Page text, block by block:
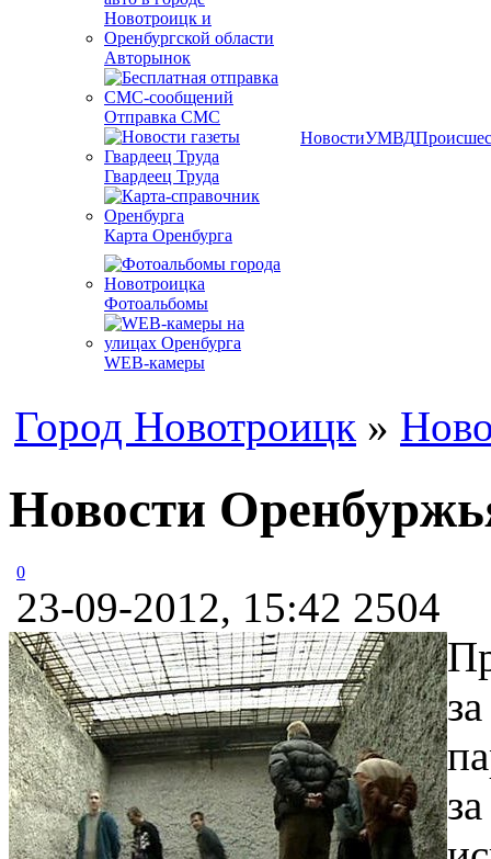
Авторынок
Отправка СМС
Гвардеец Труда
Карта Оренбурга
Фотоальбомы
WEB-камеры
НовостиУМВД
Город Новотроицк »
Новости
0
23-09-2012, 15:42 2504